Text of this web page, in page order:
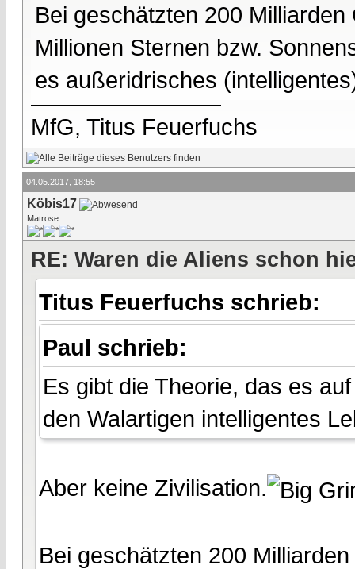
Bei geschätzten 200
Millionen Sternen bzw.
es außeridrisches
MfG, Titus Feuerfuchs
04.05.2017, 18:55
Köbis17
Matrose
RE: Waren die Aliens schon
Titus Feuerfuchs schrieb:
Paul schrieb:
Es gibt die Theorie, das es
den Walartigen intelligentes
Aber keine Zivilisation.
Bei geschätzten 200